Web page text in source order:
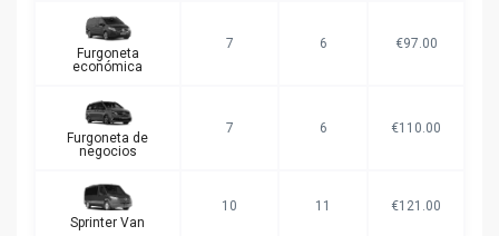
Furgoneta
económica
7 6 €97.00
Furgoneta de
negocios
7 6 €110.00
Sprinter Van
10 11 €121.00